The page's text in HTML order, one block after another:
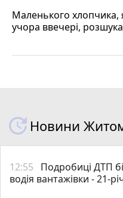
Маленького хлопчика,
учора ввечері,
Новини
12:55
Подробиці ДТП
водія вантажівки - 21-